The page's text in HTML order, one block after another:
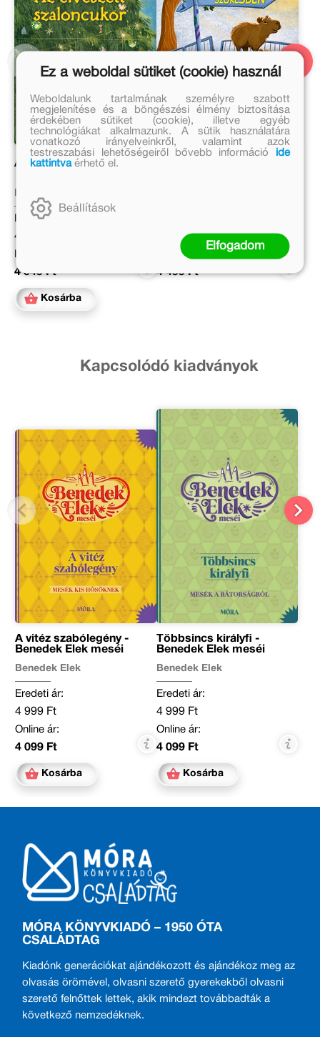
Az elveszett szaloncukor
Eredeti ár:
4 499 Ft
Kötött ár:
4 049 Ft
Kosárba
4 999 Ft
Kötött ár:
4 499 Ft
Kapcsolódó kiadványok
A vitéz szabólegény -
Benedek Elek meséi
Benedek Elek
Eredeti ár:
4 999 Ft
Online ár:
4 099 Ft
Kosárba
Többsincs királyfi -
Benedek Elek meséi
Benedek Elek
Eredeti ár:
4 999 Ft
Online ár:
4 099 Ft
Kosárba
MÓRA KÖNYVKIADÓ – 1950 ÓTA
CSALÁDTAG
Kiadónk generációkat ajándékozott és ajándékoz meg az
olvasás örömével, olvasni szerető gyerekekből olvasni
szerető felnőttek lettek, akik mindezt továbbadták a
következő nemzedéknek.
Ez a weboldal sütiket (cookie) használ
Weboldalunk tartalmának személyre szabott
megjelenítése és a böngészési élmény biztosítása
érdekében sütiket (cookie), illetve egyéb
technológiákat alkalmazunk. A sütik használatára
vonatkozó irányelveinkről, valamint azok
testreszabási lehetőségeiről bővebb információ
ide
kattintvaérhető el.
Beállítások
Elfogadom